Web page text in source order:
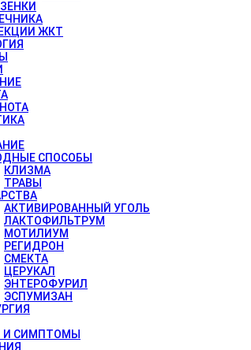
ЖКТ
СПОСОБЫ
КЛИЗМА
ТРАВЫ
АКТИВИРОВАННЫЙ УГОЛЬ
ЛАКТОФИЛЬТРУМ
МОТИЛИУМ
РЕГИДРОН
СМЕКТА
ЦЕРУКАЛ
ЭНТЕРОФУРИЛ
ЭСПУМИЗАН
И СИМПТОМЫ